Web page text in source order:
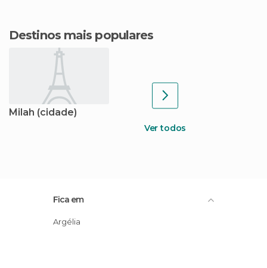
Destinos mais populares
Milah (cidade)
Ver todos
Fica em
Argélia